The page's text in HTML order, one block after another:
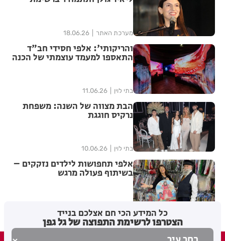
מערכת האתר 18.06.26
והריקותי': אלפי חסידי חב"ד
התאספו למעמד עוצמתי של הכנה
בתי לוין 11.06.26
הבת מצווה של השנה: משפחת
נרקיס חוגגת
בתי לוין 10.06.26
אלפי תחפושות לילדים נזקקים –
בשיתוף פעולה מרגש
כל המידע הכי חם אצלכם בנייד
הצטרפו לרשימת התפוצה של גל גפן